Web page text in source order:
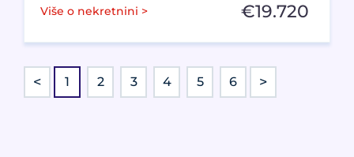
Više o nekretnini > €19.720
< 1 2 3 4 5 6 >